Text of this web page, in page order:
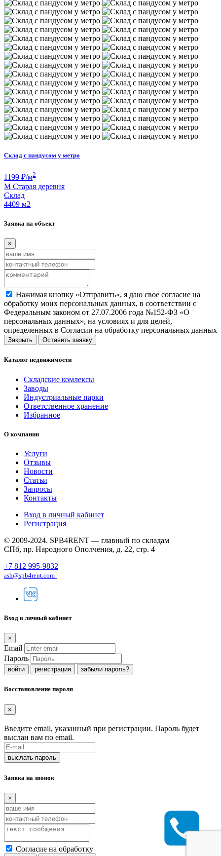
Склад с пандусом у метро
1199 ₽/м2
М Старая деревня
Склад
4409 м2
Заявка на объект
×
Нажимая кнопку «Отправить», я даю свое согласие на
обработку моих персональных данных, в соответствии с
Федеральным законом от 27.07.2006 года №152-ФЗ «О
персональных данных», на условиях и для целей,
определенных в Согласии на обработку персональных данных
Закрыть Оставить заявку
Каталог недвижимости
Складские комлексы
Заводы
Индустриальные парки
Ответственное хранение
Избранное
О компании
Услуги
Отзывы
Новости
Статьи
Запросы
Контакты
Вход в личный кабинет
Регистрация
© 2009-2024. SPB4RENT — главный по складам
СПб, пр. Народного Ополчения, д. 22, стр. 4
+7 812 995-9832
ash@spb4rent.com
Вход в личный кабинет
×
Email
Пароль
регистрация забыли пароль?
Восстановление пароля
×
Введите email, указанный при регистрации. Пароль будет
выслан вам по email.
Заявка на звонок
×
Согласие на обработку